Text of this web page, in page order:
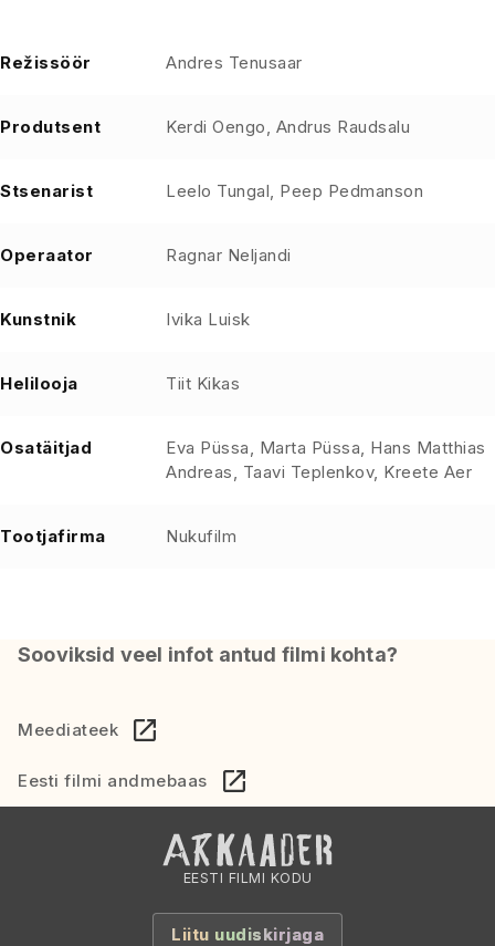
Režissöör Andres Tenusaar
Produtsent Kerdi Oengo, Andrus Raudsalu
Stsenarist Leelo Tungal, Peep Pedmanson
Operaator Ragnar Neljandi
Kunstnik Ivika Luisk
Helilooja Tiit Kikas
Osatäitjad
Eva Püssa, Marta Püssa, Hans Matthias
Andreas, Taavi Teplenkov, Kreete Aer
Tootjafirma Nukufilm
Sooviksid veel infot antud filmi kohta?
Meediateek
Eesti filmi andmebaas
EESTI FILMI KODU
Liitu uudiskirjaga